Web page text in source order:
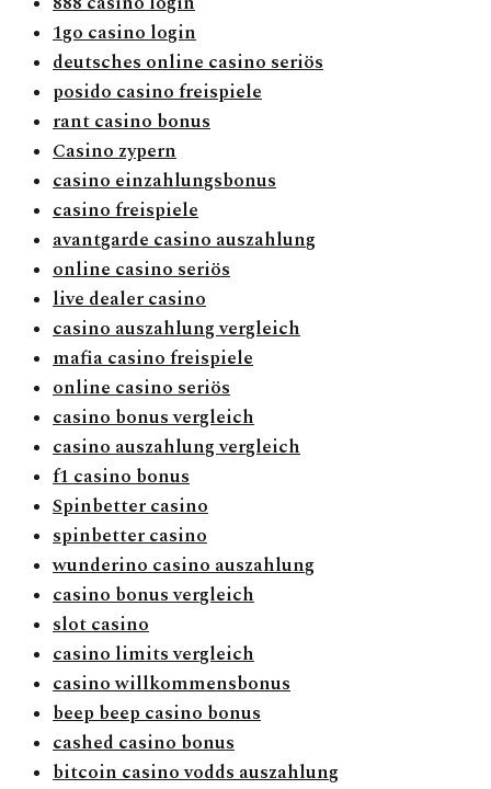
1go casino login
deutsches online casino seriös
posido casino freispiele
rant casino bonus
Casino zypern
casino einzahlungsbonus
casino freispiele
avantgarde casino auszahlung
online casino seriös
live dealer casino
casino auszahlung vergleich
mafia casino freispiele
online casino seriös
casino bonus vergleich
casino auszahlung vergleich
f1 casino bonus
Spinbetter casino
spinbetter casino
wunderino casino auszahlung
casino bonus vergleich
slot casino
casino limits vergleich
casino willkommensbonus
beep beep casino bonus
cashed casino bonus
bitcoin casino vodds auszahlung